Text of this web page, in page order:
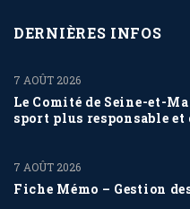
DERNIÈRES INFOS
Le Comité de Seine-et-
sport plus responsable et
7 AOÛT 2026
Fiche Mémo – Gestion
7 AOÛT 2026